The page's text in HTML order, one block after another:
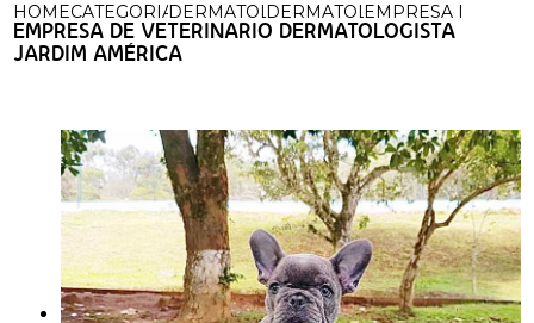
HOMECATEGORIASDERMATOLOGIA VETERINARIA
DERMATOLOGISTA
EMPRESA DE
EMPRESA DE VETERINARIO DERMATOLOGISTA
JARDIM AMÉRICA